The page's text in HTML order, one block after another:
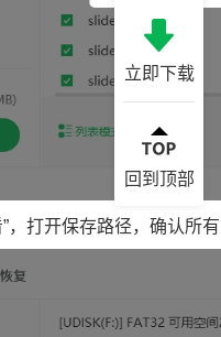
，打开保存路径，确认所
立即下载
回到顶部